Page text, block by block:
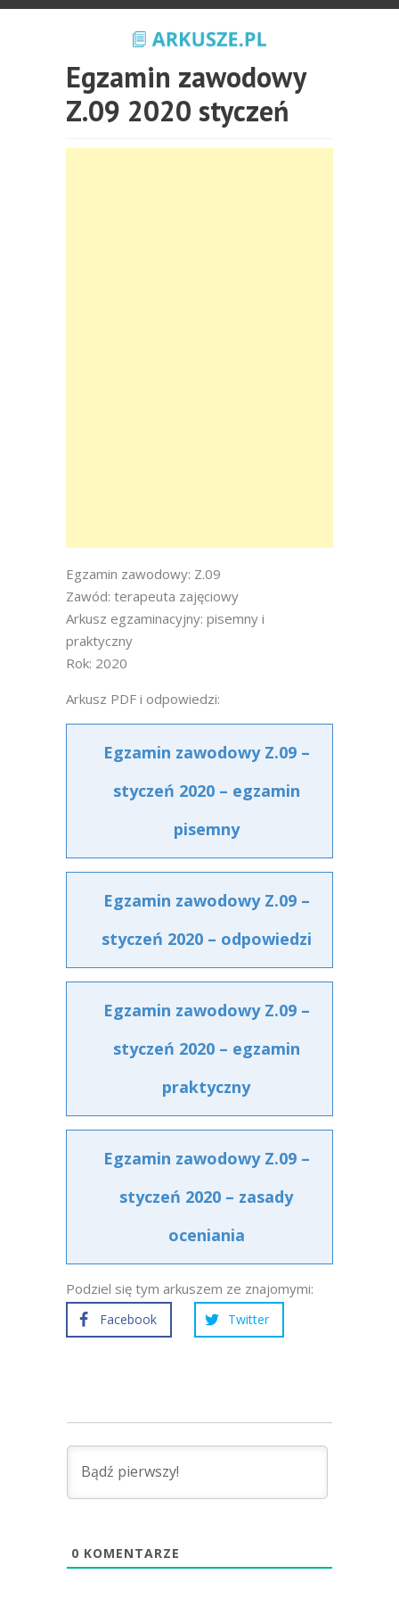
Egzamin zawodowy
Z.09 2020 styczeń
Egzamin zawodowy: Z.09
Zawód: terapeuta zajęciowy
Arkusz egzaminacyjny: pisemny i
praktyczny
Rok: 2020
Arkusz PDF i odpowiedzi:
Egzamin zawodowy Z.09 –
styczeń 2020 – egzamin
pisemny
Egzamin zawodowy Z.09 –
styczeń 2020 – odpowiedzi
Egzamin zawodowy Z.09 –
styczeń 2020 – egzamin
praktyczny
Egzamin zawodowy Z.09 –
styczeń 2020 – zasady
oceniania
Podziel się tym arkuszem ze znajomymi:
Facebook Twitter
0 KOMENTARZE